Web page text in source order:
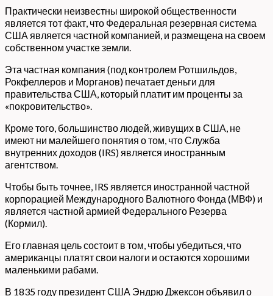
Практически неизвестны широкой общественности
является тот факт, что Федеральная резервная система
США является частной компанией, и размещена на своем
собственном участке земли.
Эта частная компания (под контролем Ротшильдов,
Рокфеллеров и Морганов) печатает деньги для
правительства США, который платит им проценты за
«покровительство».
Кроме того, большинство людей, живущих в США, не
имеют ни малейшего понятия о том, что Служба
внутренних доходов (IRS) является иностранным
агентством.
Чтобы быть точнее, IRS является иностранной частной
корпорацией Международного Валютного Фонда (МВФ) и
является частной армией Федерального Резерва
(Кормил).
Его главная цель состоит в том, чтобы убедиться, что
американцы платят свои налоги и остаются хорошими
маленькими рабами.
В 1835 году президент США Эндрю Джексон объявил о